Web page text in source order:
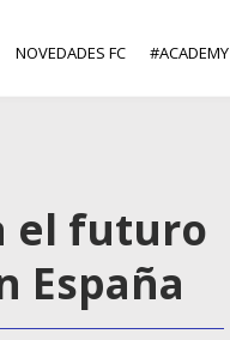
NOVEDADES FC #ACADEMY
el futuro
España